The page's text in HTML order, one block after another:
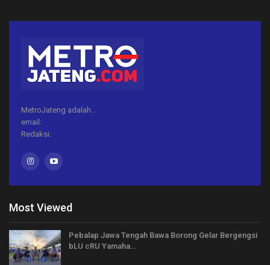
MetroJateng adalah..
email:
Redaksi:
Most Viewed
Pebalap Jawa Tengah Bawa Borong Gelar Bergengsi
bLU cRU Yamaha…